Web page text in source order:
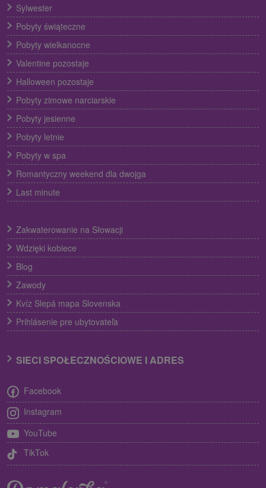
Sylwester
Pobyty świąteczne
Pobyty wielkanocne
Valentine pozostaje
Halloween pozostaje
Pobyty zimowe narciarskie
Pobyty jesienne
Pobyty letnie
Pobyty w spa
Romantyczny weekend dla dwojga
Last minute
Zakwaterowanie na Słowacji
Wdzięki kobiece
Blog
Zawody
Kvíz Slepá mapa Slovenska
Prihlásenie pre ubytovateľa
SIECI SPOŁECZNOŚCIOWE I ADRES
Facebook
Instagram
YouTube
TikTok